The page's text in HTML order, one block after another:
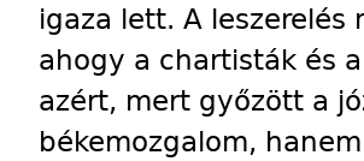
igaza lett. A
ahogy a chartisták és
azért, mert győzött a
békemozgalom,